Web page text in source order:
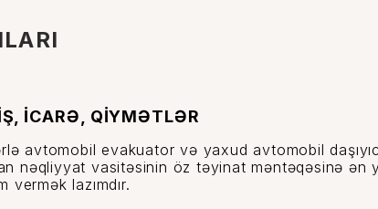
penoplast
İCARƏ, QİYMƏTLƏR
evakuator və yaxud avtomobil
nəqliyyat vasitəsinin öz təyinat məntəqəsinə ən
lazımdır.